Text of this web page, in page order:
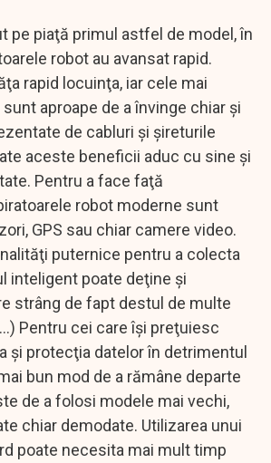
pe piaţă primul astfel de model, în
robot au avansat rapid.
rapid locuinţa, iar cele mai
aproape de a învinge chiar şi
de cabluri şi şireturile
aceste beneficii aduc cu sine şi
Pentru a face faţă
robot moderne sunt
GPS sau chiar camere video.
puternice pentru a colecta
inteligent poate deţine şi
strâng de fapt destul de multe
Pentru cei care îşi preţuiesc
şi protecţia datelor în detrimentul
bun mod de a rămâne departe
de a folosi modele mai vechi,
chiar demodate. Utilizarea unui
poate necesita mai mult timp